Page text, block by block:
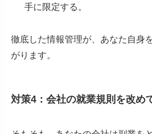
手に限定する。
徹底した情報管理が、あなた自身
がります。
対策4：会社の就業規則を改め